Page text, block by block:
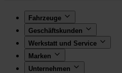
Fahrzeuge
Geschäftskunden
Werkstatt und Service
Marken
Unternehmen